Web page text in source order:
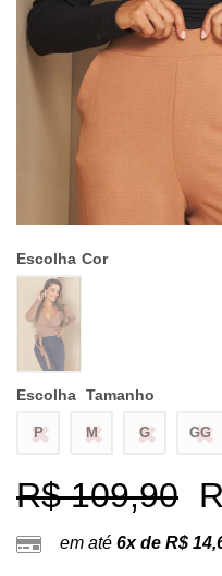
Escolha Cor
Escolha Tamanho
P M G GG
R$ 109,90
em até 6x de R$